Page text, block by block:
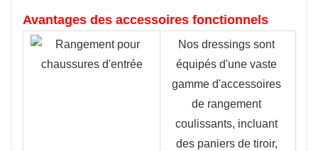
Avantages des accessoires fonctionnels
Nos dressings sont
équipés d'une vaste
gamme d'accessoires
de rangement
coulissants, incluant
des paniers de tiroir,